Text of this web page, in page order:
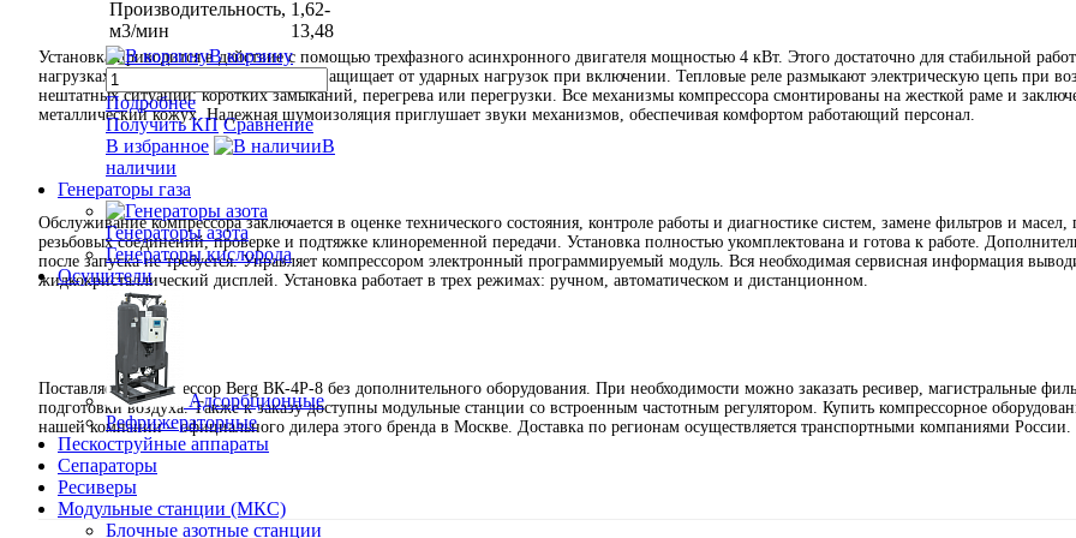
Производительность,
м3/мин
1,62-
13,48
В корзину
Подробнее
Получить КП Сравнение
В избранное
В
наличии
Генераторы газа
Генераторы азота
Генераторы кислорода
Осушители
Адсорбционные
Рефрижераторные
Пескоструйные аппараты
Сепараторы
Ресиверы
Модульные станции (МКС)
Блочные азотные станции
Установка приводится в действие с помощью трехфазного асинхронного двигателя мощностью 4 кВт. Этого достаточно для стабильной
нагрузках. Простая ременная передача защищает от ударных нагрузок при включении. Тепловые реле размыкают электрическую цепь при
нештатных ситуаций: коротких замыканий, перегрева или перегрузки. Все механизмы компрессора смонтированы на жесткой раме и
металлический кожух. Надежная шумоизоляция приглушает звуки механизмов, обеспечивая комфортом работающий персонал.
Обслуживание компрессора заключается в оценке технического состояния, контроле работы и диагностике систем, замене фильтров и масел,
резьбовых соединений, проверке и подтяжке клиноременной передачи. Установка полностью укомплектована и готова к работе.
после запуска не требуется. Управляет компрессором электронный программируемый модуль. Вся необходимая сервисная информация
жидкокристаллический дисплей. Установка работает в трех режимах: ручном, автоматическом и дистанционном.
Поставляется компрессор Berg ВК-4Р-8 без дополнительного оборудования. При необходимости можно заказать ресивер, магистральные
подготовки воздуха. Также к заказу доступны модульные станции со встроенным частотным регулятором. Купить компрессорное
нашей компании – официального дилера этого бренда в Москве. Доставка по регионам осуществляется транспортными компаниями России.